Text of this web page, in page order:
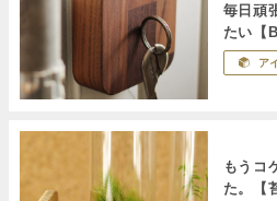
毎日頑
たい【
ア
もうコ
た。【